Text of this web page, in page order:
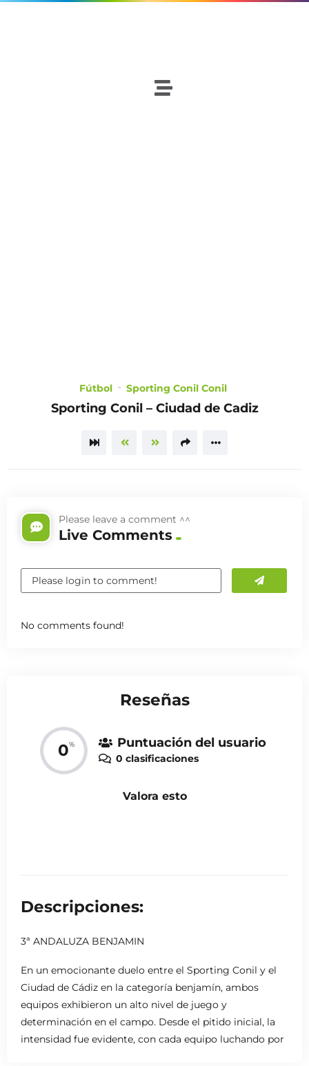
Fútbol Sporting Conil Conil
Sporting Conil – Ciudad de Cadiz
Please leave a comment ^^
Live Comments
No comments found!
Reseñas
0% Puntuación del usuario
0 clasificaciones
Valora esto
Descripciones:
3ª ANDALUZA BENJAMIN
En un emocionante duelo entre el Sporting Conil y el
Ciudad de Cádiz en la categoría benjamín, ambos
equipos exhibieron un alto nivel de juego y
determinación en el campo. Desde el pitido inicial, la
intensidad fue evidente, con cada equipo luchando por